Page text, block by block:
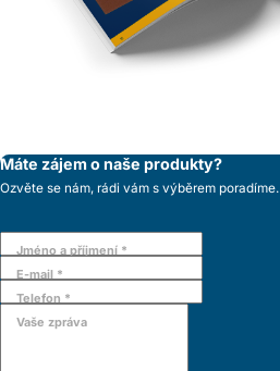
Máte zájem o naše produkty?
Ozvěte se nám, rádi vám s výběrem poradíme.
Jméno a příjmení *
E-mail *
Telefon *
Vaše zpráva